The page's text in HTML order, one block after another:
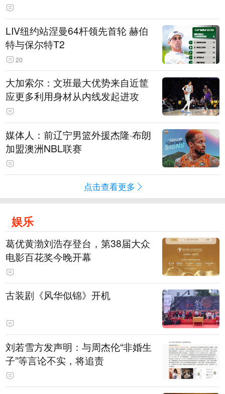
LIV纽约站涅曼64杆领先首轮 赫伯
特与保尔特T2
20
大加索尔：文班最大优势来自近筐
应更多利用身材从内线发起进攻
媒体人：前辽宁男篮外援杰隆·布朗
加盟澳洲NBL联赛
点击查看更多
娱乐
葛优黄渤刘浩存登台，第38届大众
电影百花奖今晚开幕
古装剧《风华似锦》开机
刘若雪方发声明：与周杰伦“非婚生
子”等言论不实，将追责